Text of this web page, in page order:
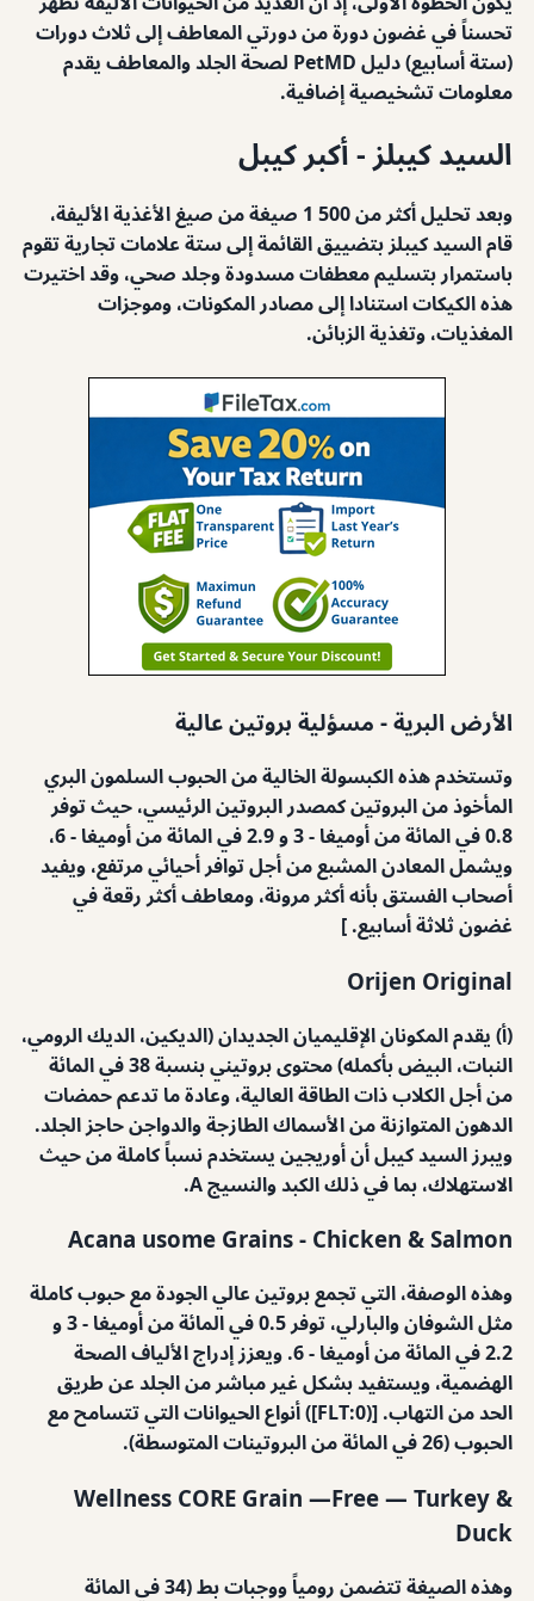
تحسناً في غضون دورة من دورتي المعاطف إلى ثلاث دورات
(ستة أسابيع) دليل PetMD لصحة الجلد والمعاطف يقدم
معلومات تشخيصية إضافية.
السيد كيبلز - أكبر كيبل
وبعد تحليل أكثر من 500 1 صيغة من صيغ الأغذية الأليفة،
قام السيد كيبلز بتضييق القائمة إلى ستة علامات تجارية تقوم
باستمرار بتسليم معطفات مسدودة وجلد صحي، وقد اختيرت
هذه الكيكات استنادا إلى مصادر المكونات، وموجزات
المغذيات، وتغذية الزبائن.
الأرض البرية - مسؤلية بروتين عالية
وتستخدم هذه الكبسولة الخالية من الحبوب السلمون البري
المأخوذ من البروتين كمصدر البروتين الرئيسي، حيث توفر
0.8 في المائة من أوميغا - 3 و 2.9 في المائة من أوميغا - 6،
ويشمل المعادن المشبع من أجل توافر أحيائي مرتفع، ويفيد
أصحاب الفستق بأنه أكثر مرونة، ومعاطف أكثر رقعة في
غضون ثلاثة أسابيع. ]
Orijen Original
(أ) يقدم المكونان الإقليميان الجديدان (الديكين، الديك الرومي،
النبات، البيض بأكمله) محتوى بروتيني بنسبة 38 في المائة
من أجل الكلاب ذات الطاقة العالية، وعادة ما تدعم حمضات
الدهون المتوازنة من الأسماك الطازجة والدواجن حاجز الجلد.
ويبرز السيد كيبل أن أوريجين يستخدم نسباً كاملة من حيث
الاستهلاك، بما في ذلك الكبد والنسيج A.
Acana usome Grains - Chicken & Salmon
وهذه الوصفة، التي تجمع بروتين عالي الجودة مع حبوب كاملة
مثل الشوفان والبارلي، توفر 0.5 في المائة من أوميغا - 3 و
2.2 في المائة من أوميغا - 6. ويعزز إدراج الألياف الصحة
الهضمية، ويستفيد بشكل غير مباشر من الجلد عن طريق
الحد من التهاب. [(FLT:0]) أنواع الحيوانات التي تتسامح مع
الحبوب (26 في المائة من البروتينات المتوسطة).
Wellness CORE Grain —Free — Turkey &
Duck
وهذه الصيغة تتضمن رومياً ووجبات بط (34 في المائة